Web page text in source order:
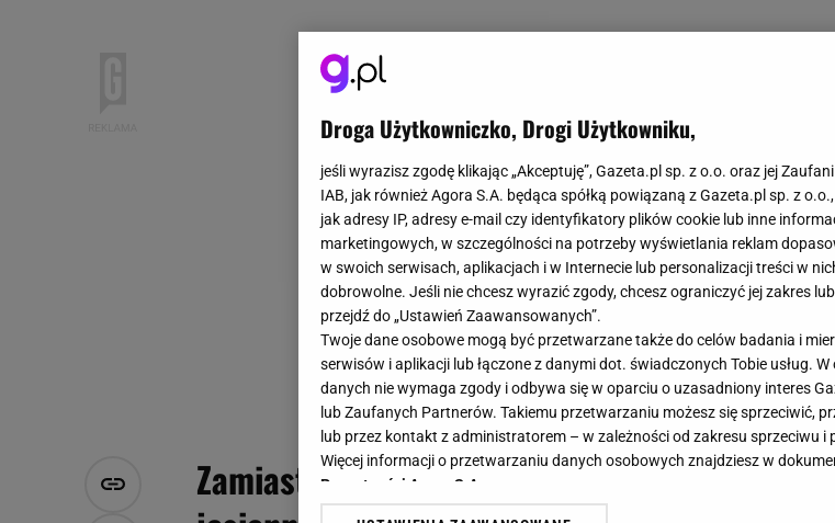
Zamiast do śmietnika, wyrzuć na trawnik. To
Droga Użytkowniczko, Drogi Użytkowniku,
jeśli wyrazisz zgodę klikając „Akceptuję”, Gazeta.pl sp. z o.o. oraz jej
IAB, jak również Agora S.A. będąca spółką powiązaną z Gazeta.pl sp. z
jak adresy IP, adresy e-mail czy identyfikatory plików cookie lub inne
marketingowych, w szczególności na potrzeby wyświetlania reklam
w swoich serwisach, aplikacjach i w Internecie lub personalizacji treści w
dobrowolne. Jeśli nie chcesz wyrazić zgody, chcesz ograniczyć jej zakres
przejdź do „Ustawień Zaawansowanych”.
Twoje dane osobowe mogą być przetwarzane także do celów badania i
serwisów i aplikacji lub łączone z danymi dot. świadczonych Tobie usług.
danych nie wymaga zgody i odbywa się w oparciu o uzasadniony interes
lub Zaufanych Partnerów. Takiemu przetwarzaniu możesz się sprzeciwić,
lub przez kontakt z administratorem – w zależności od zakresu sprzeciwu
Więcej informacji o przetwarzaniu danych osobowych znajdziesz w
Prywatności Agora S.A.